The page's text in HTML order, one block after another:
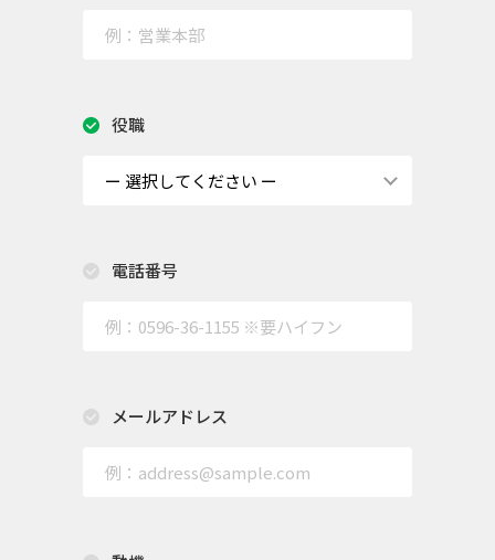
役職
電話番号
メールアドレス